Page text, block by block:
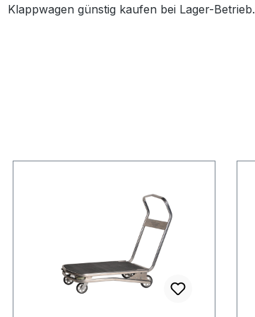
Klappwagen günstig kaufen bei Lager-Betrieb.